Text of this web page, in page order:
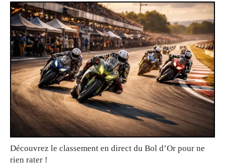
Découvrez le classement en direct du Bol d’Or pour ne
rien rater !